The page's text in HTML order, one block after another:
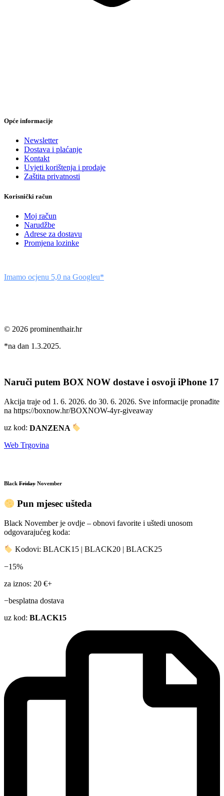
Opće informacije
Newsletter
Dostava i plaćanje
Kontakt
Uvjeti korištenja i prodaje
Zaštita privatnosti
Korisnički račun
Moj račun
Narudžbe
Adrese za dostavu
Promjena lozinke
Imamo ocjenu 5,0 na Googleu*
© 2026 prominenthair.hr
*na dan 1.3.2025.
Naruči putem BOX NOW dostave i osvoji iPhone 17
Akcija traje od 1. 6. 2026. do 30. 6. 2026. Sve informacije pronađite
na https://boxnow.hr/BOXNOW-4yr-giveaway
uz kod: DANZENA
Web Trgovina
Black Friday November
Pun mjesec ušteda
Black November je ovdje – obnovi favorite i uštedi unosom
odgovarajućeg koda:
Kodovi: BLACK15 | BLACK20 | BLACK25
−15%
za iznos: 20 €+
−besplatna dostava
uz kod: BLACK15